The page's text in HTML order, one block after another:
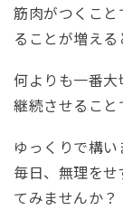
筋肉がつくこ
ることが増える
何よりも一番
継続させること
ゆっくりで構い
毎日、無理を
てみませんか？